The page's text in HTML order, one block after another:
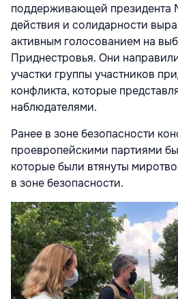
поддерживающей президента
действия и солидарности
активным голосованием на
Приднестровья. Они
участки группы участников
конфликта, которые
наблюдателями.
Ранее в зоне безопасности
проевропейскими партиями
которые были втянуты
в зоне безопасности.